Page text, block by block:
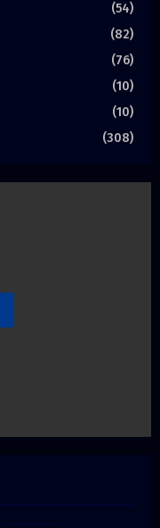
(54)
(82)
(76)
(10)
(10)
(308)